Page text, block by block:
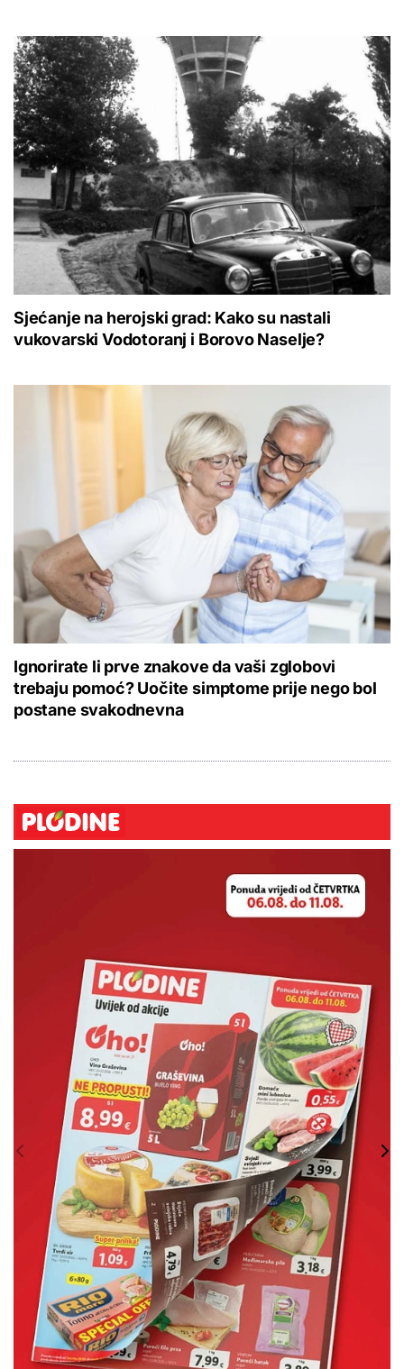
Sjećanje na herojski grad: Kako su nastali
vukovarski Vodotoranj i Borovo Naselje?
Ignorirate li prve znakove da vaši zglobovi
trebaju pomoć? Uočite simptome prije nego bol
postane svakodnevna